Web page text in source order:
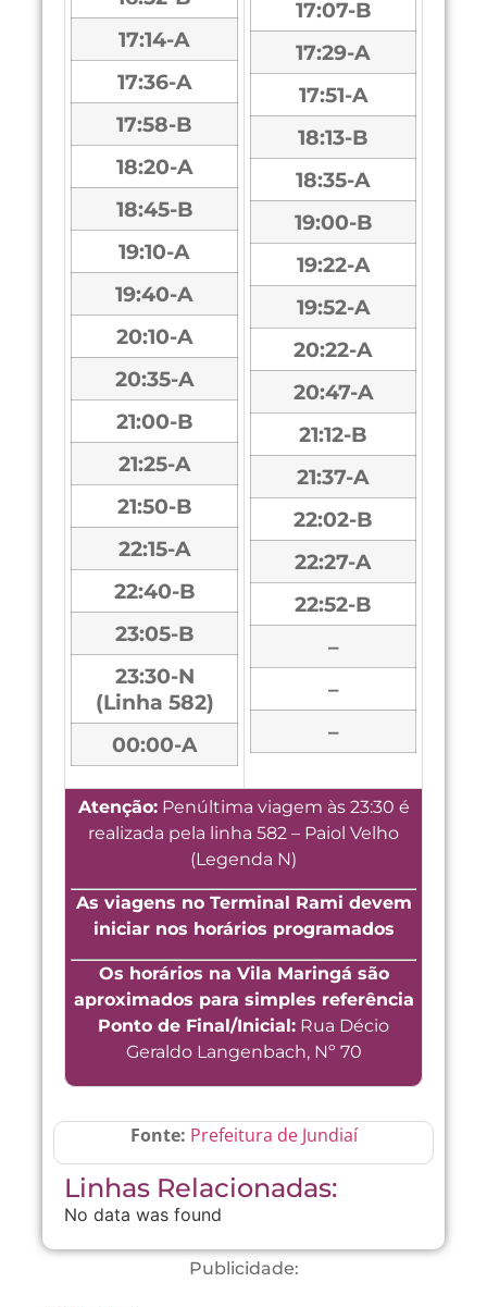
17:14-A
17:36-A
17:58-B
18:20-A
18:45-B
19:10-A
19:40-A
20:10-A
20:35-A
21:00-B
21:25-A
21:50-B
22:15-A
22:40-B
23:05-B
23:30-N
(Linha 582)
00:00-A
17:07-B
17:29-A
17:51-A
18:13-B
18:35-A
19:00-B
19:22-A
19:52-A
20:22-A
20:47-A
21:12-B
21:37-A
22:02-B
22:27-A
22:52-B
–
–
–
Atenção:Penúltima viagem às 23:30 é
realizada pela linha 582 – Paiol Velho
(Legenda N)
As viagens no Terminal Rami devem
iniciar nos horários programados
Os horários na Vila Maringá são
aproximados para simples referência
Ponto de Final/Inicial: Rua Décio
Geraldo Langenbach, Nº 70
Fonte: Prefeitura de Jundiaí
Linhas Relacionadas:
No data was found
Publicidade: